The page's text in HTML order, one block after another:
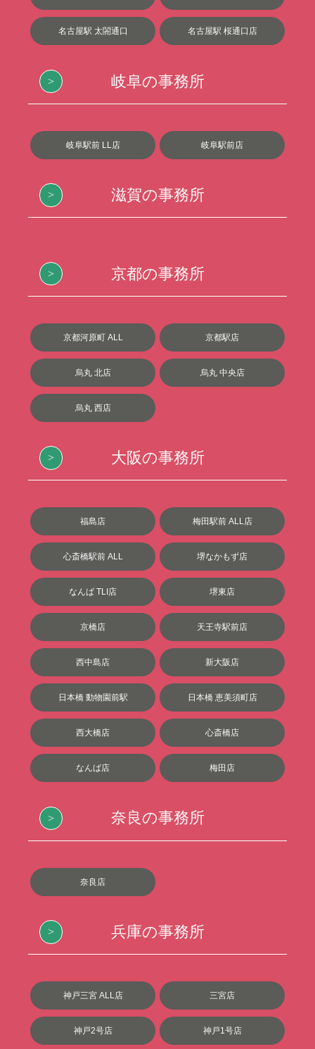
名古屋駅 太閤通口 名古屋駅 桜通口店
岐阜の事務所
岐阜駅前 LL店 岐阜駅前店
滋賀の事務所
京都の事務所
京都河原町 ALL 京都駅店
烏丸 北店 烏丸 中央店
烏丸 西店
大阪の事務所
福島店 梅田駅前 ALL店
心斎橋駅前 ALL 堺なかもず店
なんば TLI店 堺東店
京橋店 天王寺駅前店
西中島店 新大阪店
日本橋 動物園前駅 日本橋 恵美須町店
西大橋店 心斎橋店
なんば店 梅田店
奈良の事務所
奈良店
兵庫の事務所
神戸三宮 ALL店 三宮店
神戸2号店 神戸1号店